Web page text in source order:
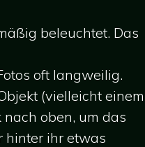
beleuchtet. Das
oft langweilig.
(vielleicht einem
oben, um das
hinter ihr etwas